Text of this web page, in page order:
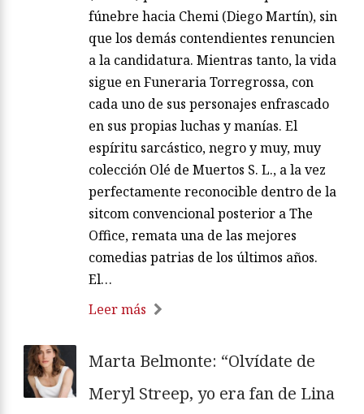
fúnebre hacia Chemi (Diego Martín), sin
que los demás contendientes renuncien
a la candidatura. Mientras tanto, la vida
sigue en Funeraria Torregrossa, con
cada uno de sus personajes enfrascado
en sus propias luchas y manías. El
espíritu sarcástico, negro y muy, muy
colección Olé de Muertos S. L., a la vez
perfectamente reconocible dentro de la
sitcom convencional posterior a The
Office, remata una de las mejores
comedias patrias de los últimos años.
El…
Leer más
Marta Belmonte: “Olvídate de
Meryl Streep, yo era fan de Lina